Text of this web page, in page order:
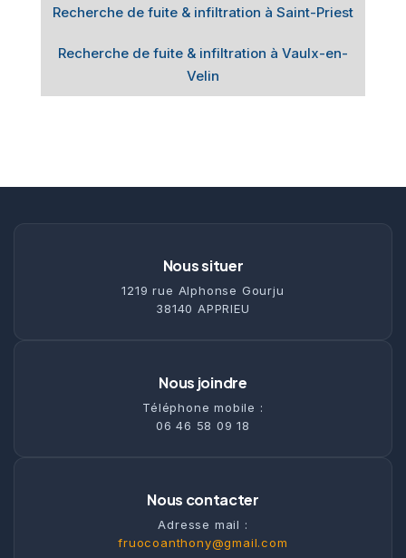
Recherche de fuite & infiltration à Saint-Priest
Recherche de fuite & infiltration à Vaulx-en-
Velin
Nous situer
1219 rue Alphonse Gourju
38140 APPRIEU
Nous joindre
Téléphone mobile :
06 46 58 09 18
Nous contacter
Adresse mail :
fruocoanthony@gmail.com